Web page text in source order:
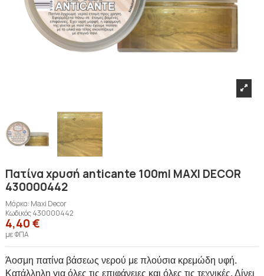
Πατίνα χρυσή anticante 100ml MAXI DECOR
430000442
Μάρκα: Maxi Decor
Κωδικός430000442
4,40 €
με ΦΠΑ
Άοσμη πατίνα βάσεως νερού με πλούσια κρεμώδη υφή.
Κατάλληλη για όλες τις επιφάνειες και όλες τις τεχνικές. Δίνει